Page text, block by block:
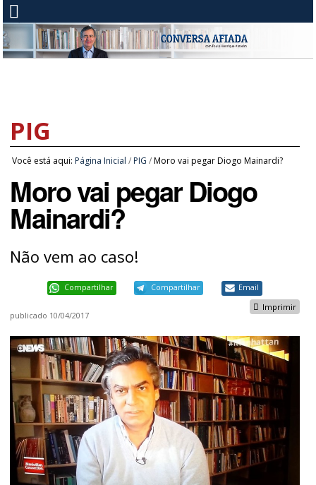
PIG
Você está aqui: Página Inicial / PIG /Moro vai pegar Diogo Mainardi?
Moro vai pegar Diogo
Mainardi?
Não vem ao caso!
Compartilhar Compartilhar Email
Imprimir
publicado 10/04/2017